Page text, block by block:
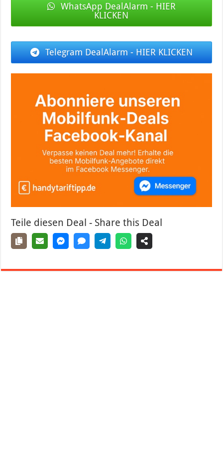
WhatsApp DealAlarm - HIER
KLICKEN
Telegram DealAlarm - HIER KLICKEN
Teile diesen Deal - Share this Deal